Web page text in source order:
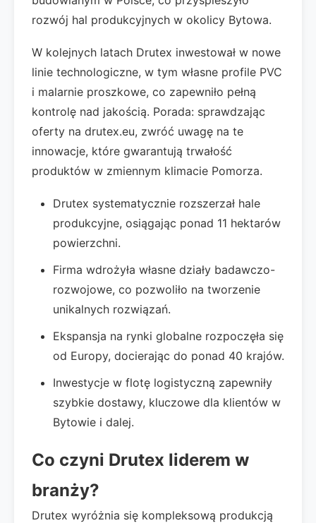
rozwój hal produkcyjnych w okolicy Bytowa.
W kolejnych latach Drutex inwestował w nowe
linie technologiczne, w tym własne profile PVC
i malarnie proszkowe, co zapewniło pełną
kontrolę nad jakością. Porada: sprawdzając
oferty na drutex.eu, zwróć uwagę na te
innowacje, które gwarantują trwałość
produktów w zmiennym klimacie Pomorza.
Drutex systematycznie rozszerzał hale
produkcyjne, osiągając ponad 11 hektarów
powierzchni.
Firma wdrożyła własne działy badawczo-
rozwojowe, co pozwoliło na tworzenie
unikalnych rozwiązań.
Ekspansja na rynki globalne rozpoczęła się
od Europy, docierając do ponad 40 krajów.
Inwestycje w flotę logistyczną zapewniły
szybkie dostawy, kluczowe dla klientów w
Bytowie i dalej.
Co czyni Drutex liderem w
branży?
Drutex wyróżnia się kompleksową produkcją